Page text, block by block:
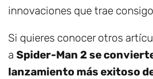
innovaciones que trae
Si quieres conocer otros
a Spider-Man 2 se
lanzamiento más exitoso